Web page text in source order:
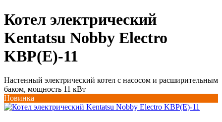
Котел электрический
Kentatsu Nobby Electro
KBP(E)-11
Настенный электрический котел с насосом и расширительным
баком, мощность 11 кВт
Новинка